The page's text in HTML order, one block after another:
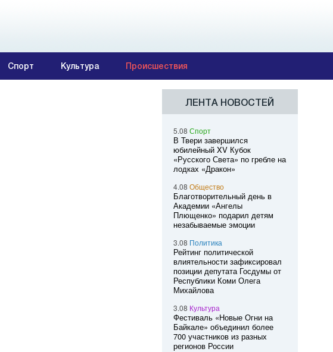
Спорт Культура Происшествия
ЛЕНТА НОВОСТЕЙ
5.08 Спорт
В Твери завершился
юбилейный XV Кубок
«Русского Света» по гребле на
лодках «Дракон»
4.08 Общество
Благотворительный день в
Академии «Ангелы
Плющенко» подарил детям
незабываемые эмоции
3.08 Политика
Рейтинг политической
влиятельности зафиксировал
позиции депутата Госдумы от
Республики Коми Олега
Михайлова
3.08 Культура
Фестиваль «Новые Огни на
Байкале» объединил более
700 участников из разных
регионов России